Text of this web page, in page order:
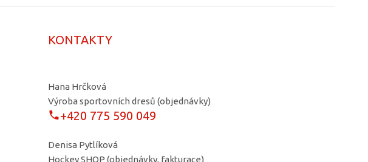
KONTAKTY
Hana Hrčková
Výroba sportovních dresů (objednávky)
+420 775 590 049
Denisa Pytlíková
Hockey SHOP (objednávky, fakturace)